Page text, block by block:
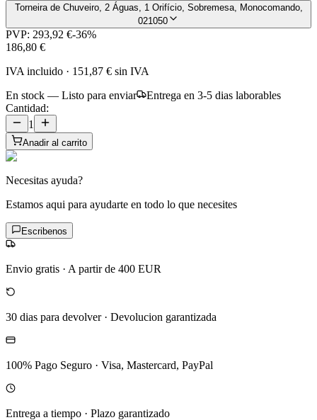
Torneira de Chuveiro, 2 Águas, 1 Orifício, Sobremesa, Monocomando,
021050
PVP: 293,92 €-36%
186,80 €
IVA incluido · 151,87 € sin IVA
En stock — Listo para enviar
Entrega en 3-5 dias laborables
Cantidad:
1
Anadir al carrito
Necesitas ayuda?
Estamos aqui para ayudarte en todo lo que necesites
Escribenos
Envio gratis · A partir de 400 EUR
30 dias para devolver· Devolucion garantizada
100% Pago Seguro · Visa, Mastercard, PayPal
Entrega a tiempo · Plazo garantizado